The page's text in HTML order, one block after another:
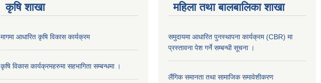
कृषि शाखा
मागमा आधारित कृषि विकास कार्यक्रम
कृषि विकास कार्यक्रमहरुमा सहभागिता सम्बन्धमा ।
महिला तथा बालबालिका शाखा
समुदायमा आधारित पुनस्थापना कार्यक्रम (CBR) मा
प्रस्तावना पेश गर्ने सम्बन्धी सूचना ।
लैंगिक समानता तथा सामाजिक समावेशीकरण